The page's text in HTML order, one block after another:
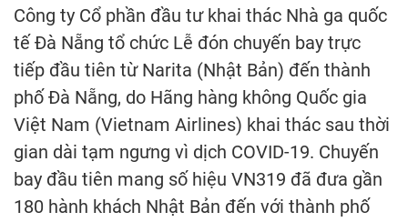
Công ty Cổ phần đầu tư khai thác Nhà ga quốc
tế Đà Nẵng tổ chức Lễ đón chuyến bay trực
tiếp đầu tiên từ Narita (Nhật Bản) đến thành
phố Đà Nẵng, do Hãng hàng không Quốc gia
Việt Nam (Vietnam Airlines) khai thác sau thời
gian dài tạm ngưng vì dịch COVID-19. Chuyến
bay đầu tiên mang số hiệu VN319 đã đưa gần
180 hành khách Nhật Bản đến với thành phố